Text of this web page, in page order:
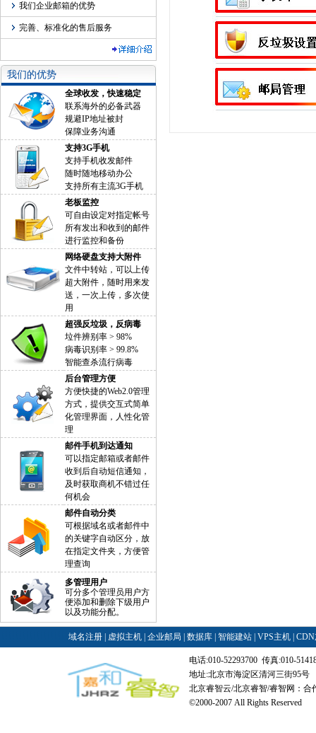
我们企业邮箱的优势
完善、标准化的售后服务
我们的优势
全球收发，快速稳定
联系海外的必备武器
规避IP地址被封
保障业务沟通
支持3G手机
支持手机收发邮件
随时随地移动办公
支持所有主流3G手机
老板监控
可自由设定对指定帐号
所有发出和收到的邮件
进行监控和备份
网络硬盘支持大附件
文件中转站，可以上传
超大附件，随时用来发
送，一次上传，多次使
用
超强反垃圾，反病毒
垃件辨别率 > 98%
病毒识别率 > 99.8%
智能查杀流行病毒
后台管理方便
方便快捷的Web2.0管理
方式，提供交互式简单
化管理界面，人性化管
理
邮件手机到达通知
可以指定邮箱或者邮件
收到后自动短信通知，
及时获取商机不错过任
何机会
邮件自动分类
可根据域名或者邮件中
的关键字自动区分，放
在指定文件夹，方便管
理查询
多管理用户
可分多个管理员用户方
便添加和删除下级用户
以及功能分配。
域名注册 虚拟主机 企业邮局 数据库 智能建站 VPS主机
电话:010-52293700 传真:010-
地址:北京市海淀区清河三街95号
北京睿智云/北京睿智/睿智网：合
©2000-2007 All Rights Reserved